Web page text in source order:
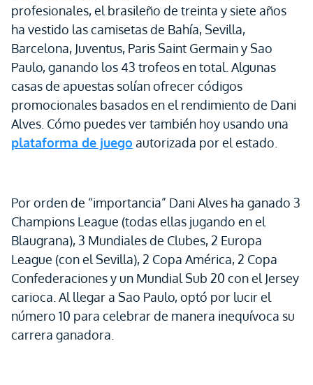
profesionales, el brasileño de treinta y siete años
ha vestido las camisetas de Bahía, Sevilla,
Barcelona, Juventus, Paris Saint Germain y Sao
Paulo, ganando los 43 trofeos en total. Algunas
casas de apuestas solían ofrecer códigos
promocionales basados en el rendimiento de Dani
Alves. Cómo puedes ver también hoy usando una
plataforma de juego autorizada por el estado.
Por orden de “importancia” Dani Alves ha ganado 3
Champions League (todas ellas jugando en el
Blaugrana), 3 Mundiales de Clubes, 2 Europa
League (con el Sevilla), 2 Copa América, 2 Copa
Confederaciones y un Mundial Sub 20 con el Jersey
carioca. Al llegar a Sao Paulo, optó por lucir el
número 10 para celebrar de manera inequívoca su
carrera ganadora.